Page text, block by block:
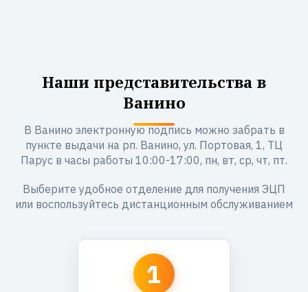
Наши представительства в
Ванино
В Ванино электронную подпись можно забрать в
пункте выдачи на рп. Ванино, ул. Портовая, 1, ТЦ
Парус в часы работы 10:00-17:00, пн, вт, ср, чт, пт.
Выберите удобное отделение для получения ЭЦП
или воспользуйтесь дистанционным обслуживанием
1